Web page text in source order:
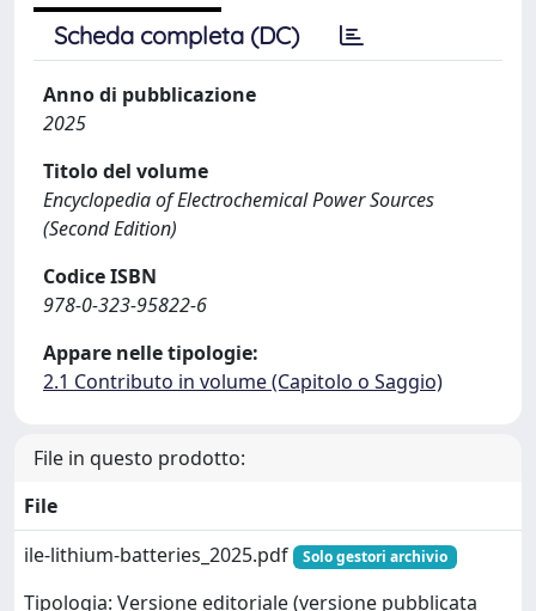
Scheda completa (DC)
Anno di pubblicazione
2025
Titolo del volume
Encyclopedia of Electrochemical Power Sources
(Second Edition)
Codice ISBN
978-0-323-95822-6
Appare nelle tipologie:
2.1 Contributo in volume (Capitolo o Saggio)
File in questo prodotto:
File
ile-lithium-batteries_2025.pdf
Solo gestori archivio
Tipologia: Versione editoriale (versione pubblicata